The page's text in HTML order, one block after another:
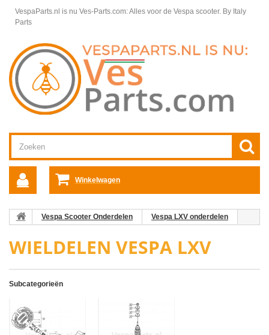
VespaParts.nl is nu Ves-Parts.com: Alles voor de Vespa scooter. By Italy
Parts
Winkelwagen
Vespa Scooter Onderdelen
Vespa LXV onderdelen
WIELDELEN VESPA LXV
Subcategorieën